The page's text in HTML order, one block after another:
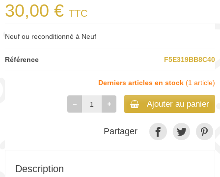
30,00 € TTC
Neuf ou reconditionné à Neuf
Référence F5E319BB8C40
Derniers articles en stock (1 article)
Ajouter au panier
Partager
Description